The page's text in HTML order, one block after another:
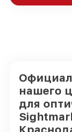
нашего
для